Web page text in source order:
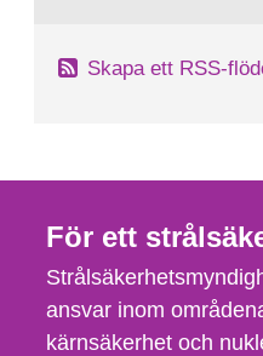
Skapa ett RSS-
För ett
ansvar inom
kärnsäkerhet och